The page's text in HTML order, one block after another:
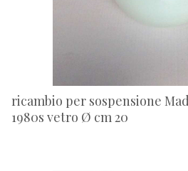
ricambio per sospensione
1980s vetro Ø cm 20